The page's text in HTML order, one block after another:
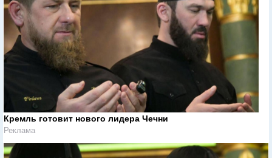
Кремль готовит нового лидера Чечни
Реклама